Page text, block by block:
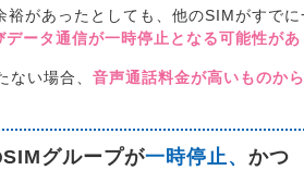
があったとしても、他のSIMがすで
データ通信が一時停止となる可能性が
い場合、 音声通話料金が高いものか
グループが一時停止、 かつ